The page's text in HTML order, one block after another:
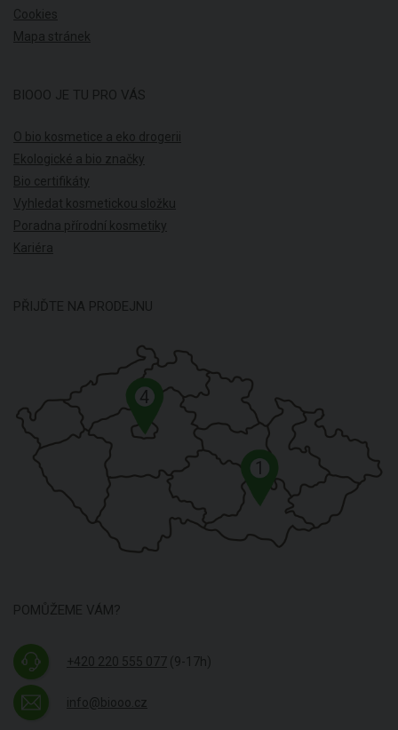
Cookies
Mapa stránek
BIOOO JE TU PRO VÁS
O bio kosmetice a eko drogerii
Ekologické a bio značky
Bio certifikáty
Vyhledat kosmetickou složku
Poradna přírodní kosmetiky
Kariéra
PŘIJĎTE NA PRODEJNU
1
4
POMŮŽEME VÁM?
+420 220 555 077 (9-17h)
info@biooo.cz